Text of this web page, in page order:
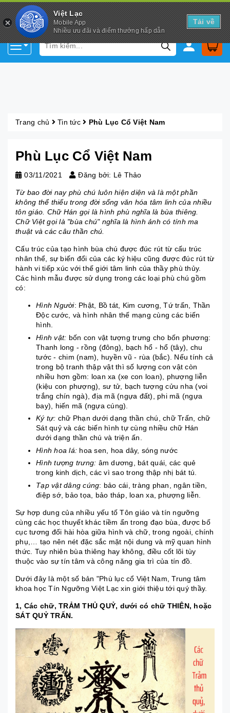
Việt Lạc
Mobile App
Nhiều ưu đãi và điểm thưởng hấp dẫn
Tải về
Trang chủ Tin tức Phù Lục Cổ Việt Nam
Phù Lục Cổ Việt Nam
03/11/2021 Đăng bởi: Lê Thảo
Từ bao đời nay phù chú luôn hiện diện và là một phần
không thể thiếu trong đời sống văn hóa tâm linh của nhiều
tôn giáo. Chữ Hán gọi là hình phù nghĩa là bùa thiêng.
Chữ Việt gọi là "bùa chú" nghĩa là hình ảnh có tính ma
thuật và các câu thần chú.
Cấu trúc của tạo hình bùa chú được đúc rút từ cấu trúc
nhân thể, sự biến đổi của các ký hiệu cũng được đúc rút từ
hành vi tiếp xúc với thế giới tâm linh của thầy phù thủy.
Các hình mẫu được sử dụng trong các loại phù chú gồm
có:
Hình Người: Phật, Bồ tát, Kim cương, Tứ trấn, Thần
Độc cước, và hình nhân thế mạng cùng các biến
hình.
Hình vật: bốn con vật tượng trưng cho bốn phương:
Thanh long - rồng (đông), bạch hổ - hổ (tây), chu
tước - chim (nam), huyền vũ - rùa (bắc). Nếu tính cả
trong bộ tranh thập vật thì số lượng con vật còn
nhiều hơn gồm: loan xa (xe con loan), phượng liễn
(kiệu con phượng), sư tử, bạch tượng cửu nha (voi
trắng chín ngà), địa mã (ngựa đất), phi mã (ngựa
bay), hiến mã (ngựa cúng).
Ký tự: chữ Phạn dưới dạng thần chú, chữ Trấn, chữ
Sát quỷ và các biến hình tự cùng nhiều chữ Hán
dưới dạng thần chú và triện ấn.
Hình hoa lá: hoa sen, hoa dây, sóng nước
Hình tượng trưng: âm dương, bát quái, các quẻ
trong kinh dịch, các vì sao trong thập nhị bát tú.
Tạp vật dâng cúng: bảo cái, tràng phan, ngân tiền,
điệp sớ, bảo tọa, bảo tháp, loan xa, phượng liễn.
Sự hợp dung của nhiều yếu tố Tôn giáo và tín ngưỡng
cùng các học thuyết khác tiềm ẩn trong đạo bùa, được bố
cục tương đối hài hòa giữa hình và chữ, trong ngoài, chính
phụ,… tạo nên nét đặc sắc mặt nội dung và mỹ quan hình
thức. Tuy nhiên bùa thiêng hay không, điều cốt lõi tùy
thuộc vào sự tín tâm và công năng gia trì của tín đồ.
Dưới đây là một số bản "Phù lục cổ Việt Nam, Trung tâm
khoa học Tín Ngưỡng Việt Lạc xin giới thiệu tới quý thầy.
1, Các chữ, TRẢM THỦ QUỶ, dưới có chữ THIÊN, hoặc
SÁT QUỶ TRẤN.